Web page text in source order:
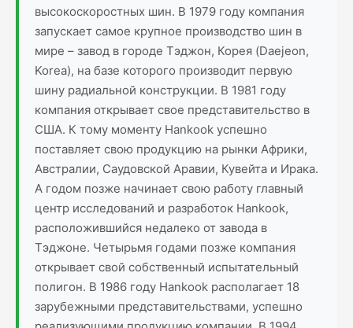
высокоскоростных шин. В 1979 году компания
запускает самое крупное производство шин в
мире – завод в городе Тэджон, Корея (Daejeon,
Korea), на базе которого производит первую
шину радиальной конструкции. В 1981 году
компания открывает свое представительство в
США. К тому моменту Hankook успешно
поставляет свою продукцию на рынки Африки,
Австралии, Саудовской Аравии, Кувейта и Ирака.
А годом позже начинает свою работу главный
центр исследований и разработок Hankook,
расположившийся недалеко от завода в
Тэджоне. Четырьмя годами позже компания
открывает свой собственный испытательный
полигон. В 1986 году Hankook располагает 18
зарубежными представительствами, успешно